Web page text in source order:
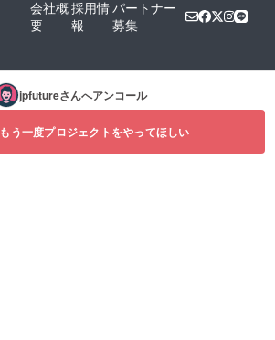
会社概
要
採用情
報
パートナー
募集
jpfutureさんへアンコール
もう一度プロジェクトをやってほしい